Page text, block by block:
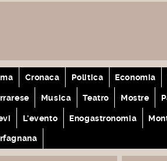
Cronaca Politica Economia
Musica Teatro Mostre
L'evento Enogastronomia